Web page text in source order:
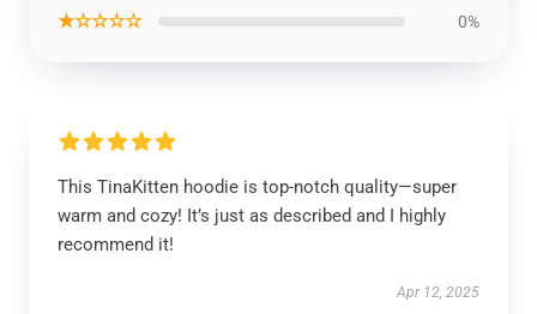
★☆☆☆☆ 0%
This TinaKitten hoodie is top-notch quality—super
warm and cozy! It’s just as described and I highly
recommend it!
Apr 12, 2025